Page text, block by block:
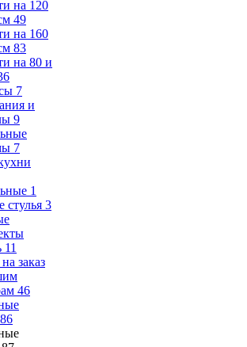
на 120
49
на 160
83
на 80 и
7
и
9
7
1
стулья 3
11
заказ
46
86